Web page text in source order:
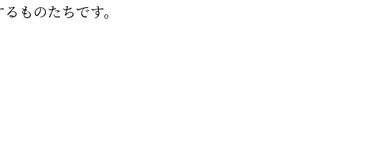
ものたちです。